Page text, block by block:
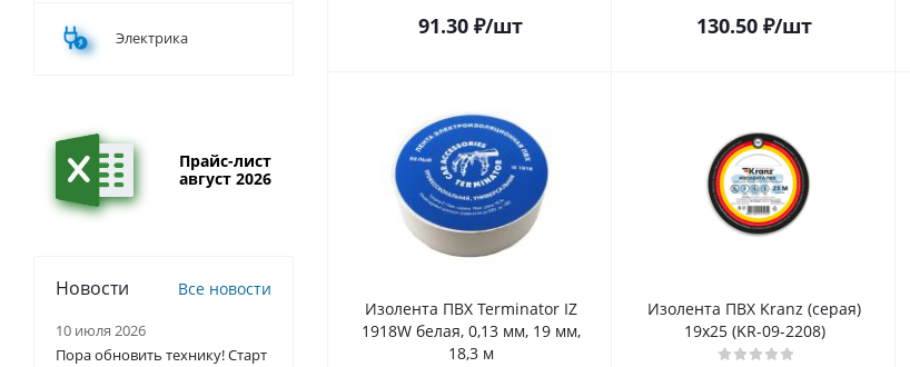
91.30 ₽/шт 130.50 ₽/шт
Изолента ПВХ Terminator IZ
1918W белая, 0,13 мм, 19 мм,
18,3 м
Изолента ПВХ Kranz (серая)
19х25 (KR-09-2208)
Электрика
Прайс-лист
август 2026
Новости Все новости
10 июля 2026
Пора обновить технику! Старт